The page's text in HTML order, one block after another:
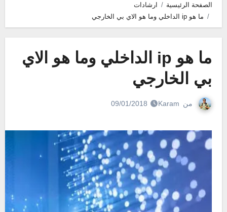
الصفحة الرئيسية
ارشادات
ما هو ip الداخلي وما هو الاي بي الخارجي
ما هو ip الداخلي وما هو الاي
بي الخارجي
من Karam
09/01/2018